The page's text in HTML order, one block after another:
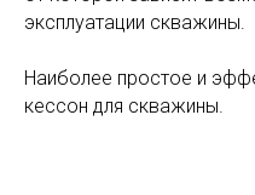
эксплуатации скважины.
Наиболее простое и
кессон для скважины.